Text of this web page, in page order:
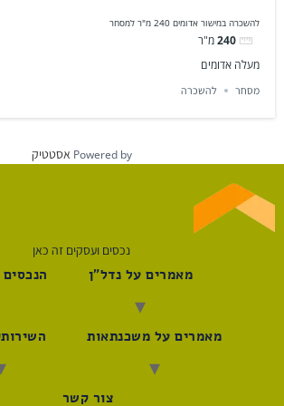
להשכרה במישור אדומים 240 מ"ר למסחר
240מ"ר
מעלה אדומים
מסחר להשכרה
Powered byאסטטיק
נכסים ועסקים זה כאן
מאמרים על נדל"ן הנכסים
מאמרים על משכנתאות
צור קשר